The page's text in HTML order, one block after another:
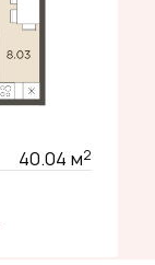
40.04 м2